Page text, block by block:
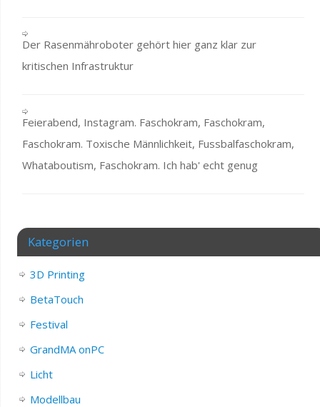
Der Rasenmähroboter gehört hier ganz klar zur
kritischen Infrastruktur
Feierabend, Instagram. Faschokram, Faschokram,
Faschokram. Toxische Männlichkeit, Fussbalfaschokram,
Whataboutism, Faschokram. Ich hab' echt genug
Kategorien
3D Printing
BetaTouch
Festival
GrandMA onPC
Licht
Modellbau